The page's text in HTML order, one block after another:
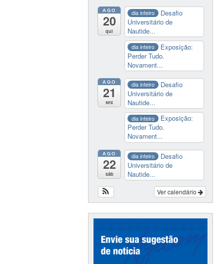
AGO
20
qui
dia inteiro
Desafio
Universitário de
Nautide...
dia inteiro
Exposição:
Perder Tudo.
Novament...
AGO
21
sex
dia inteiro
Desafio
Universitário de
Nautide...
dia inteiro
Exposição:
Perder Tudo.
Novament...
AGO
22
sáb
dia inteiro
Desafio
Universitário de
Nautide...
Ver calendário